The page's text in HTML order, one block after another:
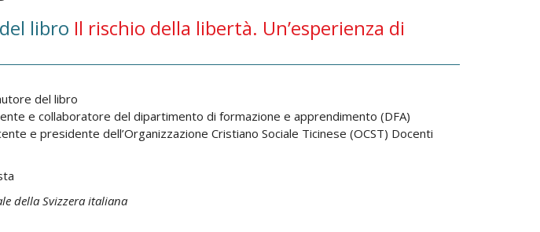
libro Il rischio della libertà. Un’esperienza di
del libro
e collaboratore del dipartimento di formazione e apprendimento (DFA)
e presidente dell’Organizzazione Cristiano Sociale Ticinese (OCST) Docenti
della Svizzera italiana